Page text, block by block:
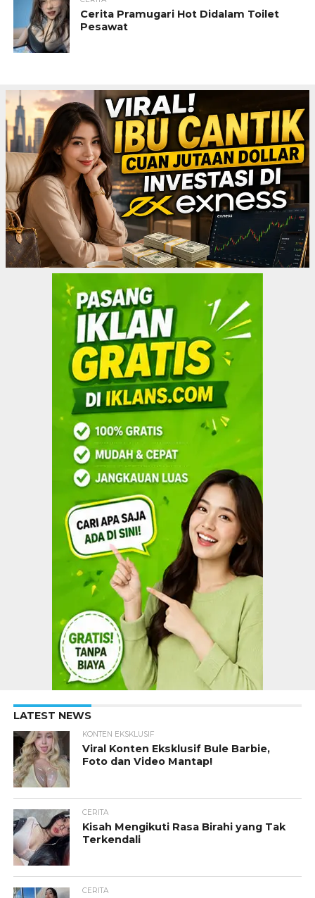
Cerita Pramugari Hot Didalam Toilet
Pesawat
LATEST NEWS
KONTEN EKSKLUSIF
Viral Konten Eksklusif Bule Barbie,
Foto dan Video Mantap!
CERITA
Kisah Mengikuti Rasa Birahi yang Tak
Terkendali
CERITA